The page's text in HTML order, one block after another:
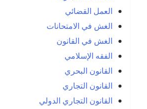
العمل القضائي
الغش في الامتحانات
الغش في القانون
الفقه الإسلامي
القانون البحري
القانون التجاري
القانون التجاري الدولي